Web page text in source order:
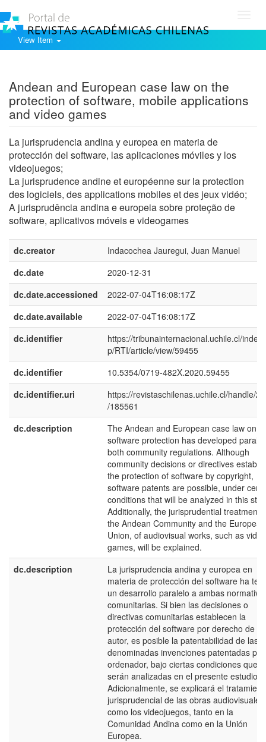
View Item
Andean and European case law on the
protection of software, mobile applications
and video games
La jurisprudencia andina y europea en materia de
protección del software, las aplicaciones móviles y los
videojuegos;
La jurisprudence andine et européenne sur la protection
des logiciels, des applications mobiles et des jeux vidéo;
A jurisprudência andina e europeia sobre proteção de
software, aplicativos móveis e videogames
dc.creator
Indacochea Jauregui, Juan Manuel
dc.date
2020-12-31
dc.date.accessioned
2022-07-04T16:08:17Z
dc.date.available
2022-07-04T16:08:17Z
dc.identifier
https://tribunainternacional.uchile.cl/
p/RTI/article/view/59455
dc.identifier
10.5354/0719-482X.2020.59455
dc.identifier.uri
https://revistaschilenas.uchile.cl/handle/
/185561
dc.description
The Andean and European case law on
software protection has developed
both community regulations. Although
community decisions or directives
the protection of software by copyright,
software patents are possible, under
conditions that will be analyzed in this
Additionally, the jurisprudential treatment,
the Andean Community and the European
Union, of audiovisual works, such as video
games, will be explained.
dc.description
La jurisprudencia andina y europea en
materia de protección del software ha
un desarrollo paralelo a ambas
comunitarias. Si bien las decisiones o
directivas comunitarias establecen la
protección del software por derecho de
autor, es posible la patentabilidad de las
denominadas invenciones patentadas por
ordenador, bajo ciertas condiciones que
serán analizadas en el presente estudio.
Adicionalmente, se explicará el
jurisprudencial de las obras audiovisuales,
como los videojuegos, tanto en la
Comunidad Andina como en la Unión
Europea.